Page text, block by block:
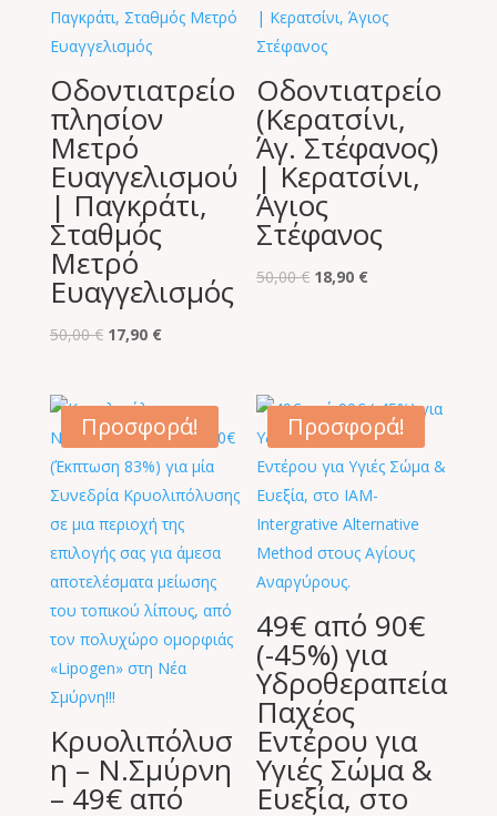
Οδοντιατρείο
πλησίον
Μετρό
Ευαγγελισμού
| Παγκράτι,
Σταθμός
Μετρό
Ευαγγελισμός
50,00€ Original
50,00 €.
17,90 €Η
είναι:
17,90 €.
Οδοντιατρείο
(Κερατσίνι,
Άγ. Στέφανος)
| Κερατσίνι,
Άγιος
Στέφανος
50,00€ Original
18,90 €
Προσφορά!
Κρυολιπόλυσ
η – Ν.Σμύρνη
– 49€ από
Προσφορά!
49€ από 90€
(-45%) για
Υδροθεραπεία
Παχέος
Εντέρου για
Υγιές Σώμα &
Ευεξία, στο